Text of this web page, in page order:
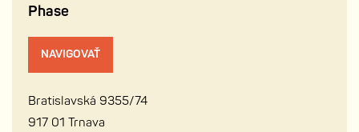
Phase
NAVIGOVAŤ
Bratislavská 9355/74
917 01 Trnava